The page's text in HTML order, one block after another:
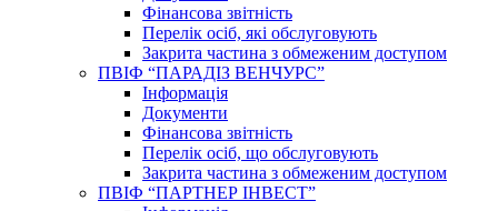
Фінансова звітність
Перелік осіб, які обслуговують
Закрита частина з обмеженим доступом
ПВІФ “ПАРАДІЗ ВЕНЧУРС”
Інформація
Документи
Фінансова звітність
Перелік осіб, що обслуговують
Закрита частина з обмеженим доступом
ПВІФ “ПАРТНЕР ІНВЕСТ”